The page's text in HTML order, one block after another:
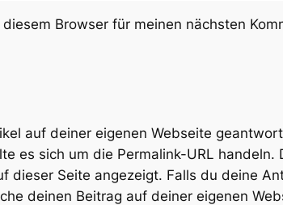
Browser für meinen nächsten
auf deiner eigenen Webseite
es sich um die Permalink-URL
dieser Seite angezeigt. Falls du deine
deinen Beitrag auf deiner eigenen